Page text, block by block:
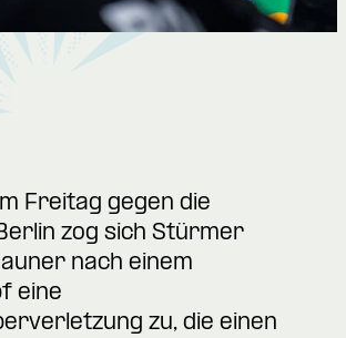
Freitag gegen die
zog sich Stürmer
nach einem
eine
zu, die einen